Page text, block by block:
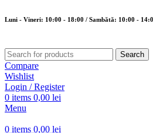
Luni - Vineri: 10:00 - 18:00 / Sambătă: 10:00 -
Search
Compare
Wishlist
Login / Register
0 items 0,00 lei
Menu
0 items 0,00 lei